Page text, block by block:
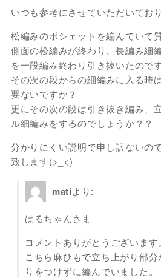
いつも参考にさせていただいてお
松編みのポシェットを編んでいて
側面の松編みが終わり、長編み細
を一段編み終わり引き抜いたのです
その次の段からの細編みに入る時
要ないですか？
更にその次の段は引き抜き編み、
ル細編みをするのでしょうか？？
分かりにくい説明で申し訳ないの
致します(>_<)
matiより:
はるちゃんさま
コメントありがとうございます。
こちら麻ひもで立ち上がり部
りをつけずに編んでいました。